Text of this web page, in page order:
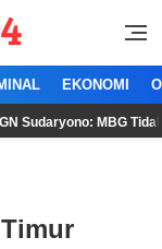
EKONOMI
MBG Tidak Boleh